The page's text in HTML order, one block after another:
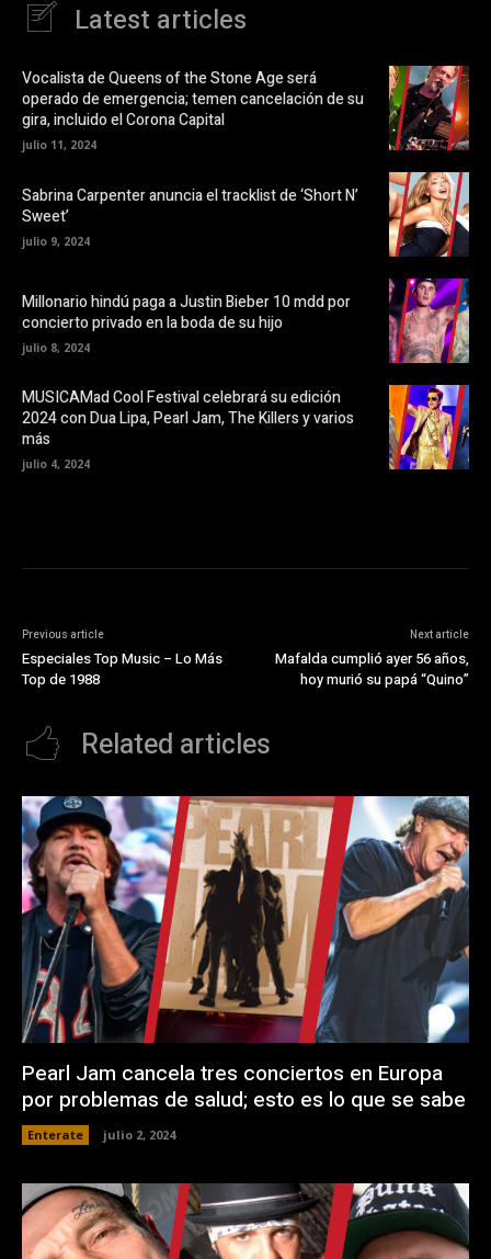
o
k
(
S
e
a
e
n
n
n
t
a
n
a
u
e
v
a
u
n
e
n
t
a
n
v
Latest articles
Vocalista de Queens of the Stone Age será
operado de emergencia; temen cancelación de su
gira, incluido el Corona Capital
julio 11, 2024
Sabrina Carpenter anuncia el tracklist de ‘Short N’
Sweet’
julio 9, 2024
Millonario hindú paga a Justin Bieber 10 mdd por
concierto privado en la boda de su hijo
julio 8, 2024
MUSICAMad Cool Festival celebrará su edición
2024 con Dua Lipa, Pearl Jam, The Killers y varios
más
julio 4, 2024
Previous article
Especiales Top Music – Lo Más
Top de 1988
Next article
Mafalda cumplió ayer 56 años,
hoy murió su papá “Quino”
Related articles
Pearl Jam cancela tres conciertos en Europa
por problemas de salud; esto es lo que se sabe
Enterate julio 2, 2024